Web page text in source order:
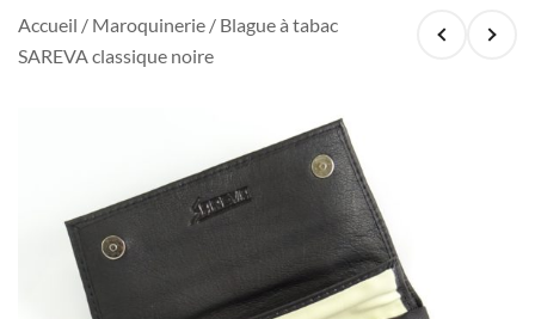
Accueil / Maroquinerie / Blague à tabac
SAREVA classique noire